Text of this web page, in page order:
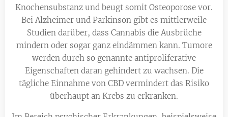
Knochensubstanz und beugt somit Osteoporose vor.
Bei Alzheimer und Parkinson gibt es mittlerweile
Studien darüber, dass Cannabis die Ausbrüche
mindern oder sogar ganz eindämmen kann. Tumore
werden durch so genannte antiproliferative
Eigenschaften daran gehindert zu wachsen. Die
tägliche Einnahme von CBD vermindert das Risiko
überhaupt an Krebs zu erkranken.